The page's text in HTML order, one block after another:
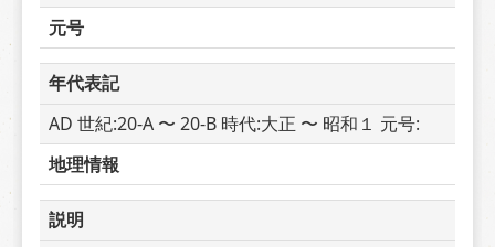
元号
年代表記
AD 世紀:20-A 〜 20-B 時代:大正 〜 昭和１ 元号:
地理情報
説明